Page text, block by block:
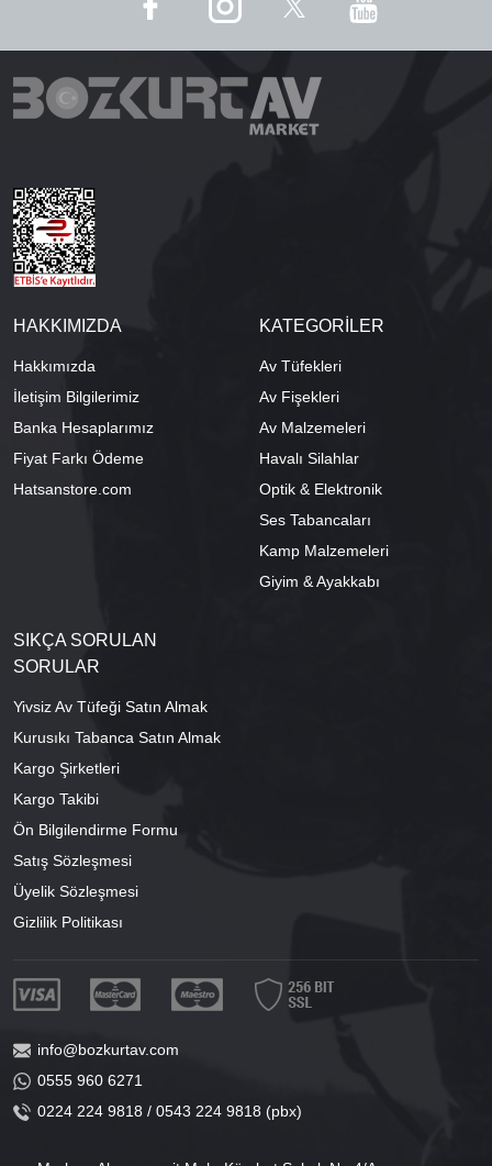
HAKKIMIZDA
Hakkımızda
İletişim Bilgilerimiz
Banka Hesaplarımız
Fiyat Farkı Ödeme
Hatsanstore.com
KATEGORİLER
Av Tüfekleri
Av Fişekleri
Av Malzemeleri
Havalı Silahlar
Optik & Elektronik
Ses Tabancaları
Kamp Malzemeleri
Giyim & Ayakkabı
SIKÇA SORULAN
SORULAR
Yivsiz Av Tüfeği Satın Almak
Kurusıkı Tabanca Satın Almak
Kargo Şirketleri
Kargo Takibi
Ön Bilgilendirme Formu
Satış Sözleşmesi
Üyelik Sözleşmesi
Gizlilik Politikası
info@bozkurtav.com
0555 960 6271
0224 224 9818 / 0543 224 9818 (pbx)